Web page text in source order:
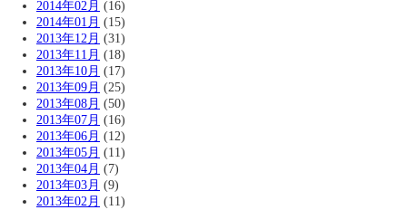
2014年02月 (16)
2014年01月 (15)
2013年12月 (31)
2013年11月 (18)
2013年10月 (17)
2013年09月 (25)
2013年08月 (50)
2013年07月 (16)
2013年06月 (12)
2013年05月 (11)
2013年04月 (7)
2013年03月 (9)
2013年02月 (11)